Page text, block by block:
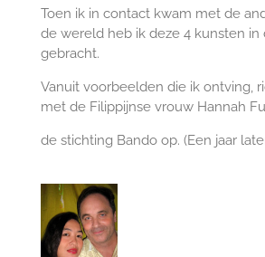
Toen ik in contact kwam met de
de wereld heb ik deze 4 kunsten in
gebracht.
Vanuit voorbeelden die ik ontving,
met de Filippijnse vrouw Hannah
de stichting Bando op. (Een jaar